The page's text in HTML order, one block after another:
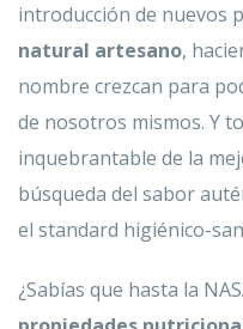
introducción de nuevos
natural artesano,
nombre crezcan para
de nosotros mismos. Y
inquebrantable de la
búsqueda del sabor
el standard higiénico-
¿Sabías que hasta la